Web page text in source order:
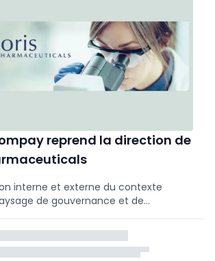
reprend la direction de
interne et externe du contexte
de gouvernance et de
à nouveau l’entière responsabilité
Van Rompay.